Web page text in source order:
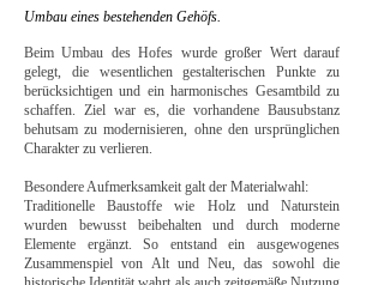
Umbau eines bestehenden Gehöfs.
Beim Umbau des Hofes wurde großer Wert darauf
gelegt, die wesentlichen gestalterischen Punkte zu
berücksichtigen und ein harmonisches Gesamtbild zu
schaffen. Ziel war es, die vorhandene Bausubstanz
behutsam zu modernisieren, ohne den ursprünglichen
Charakter zu verlieren.
Besondere Aufmerksamkeit galt der Materialwahl:
Traditionelle Baustoffe wie Holz und Naturstein
wurden bewusst beibehalten und durch moderne
Elemente ergänzt. So entstand ein ausgewogenes
Zusammenspiel von Alt und Neu, das sowohl die